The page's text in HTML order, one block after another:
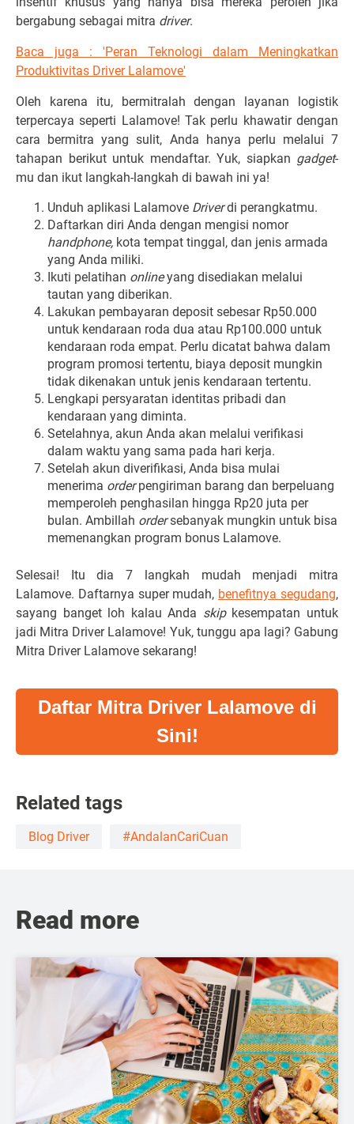
bergabung sebagai mitra driver.
Baca juga : 'Peran Teknologi dalam Meningkatkan
Produktivitas Driver Lalamove'
Oleh karena itu, bermitralah dengan layanan logistik
terpercaya seperti Lalamove! Tak perlu khawatir dengan
cara bermitra yang sulit, Anda hanya perlu melalui 7
tahapan berikut untuk mendaftar. Yuk, siapkan gadget-
mu dan ikut langkah-langkah di bawah ini ya!
Unduh aplikasi Lalamove Driverdi perangkatmu.
Daftarkan diri Anda dengan mengisi nomor
handphone, kota tempat tinggal, dan jenis armada
yang Anda miliki.
Ikuti pelatihan onlineyang disediakan melalui
tautan yang diberikan.
Lakukan pembayaran deposit sebesar Rp50.000
untuk kendaraan roda dua atau Rp100.000 untuk
kendaraan roda empat. Perlu dicatat bahwa dalam
program promosi tertentu, biaya deposit mungkin
tidak dikenakan untuk jenis kendaraan tertentu.
Lengkapi persyaratan identitas pribadi dan
kendaraan yang diminta.
Setelahnya, akun Anda akan melalui verifikasi
dalam waktu yang sama pada hari kerja.
Setelah akun diverifikasi, Anda bisa mulai
menerima orderpengiriman barang dan berpeluang
memperoleh penghasilan hingga Rp20 juta per
bulan. Ambillah ordersebanyak mungkin untuk bisa
memenangkan program bonus Lalamove.
Selesai! Itu dia 7 langkah mudah menjadi mitra
Lalamove. Daftarnya super mudah, benefitnya segudang,
sayang banget loh kalau Anda skip kesempatan untuk
jadi Mitra Driver Lalamove! Yuk, tunggu apa lagi? Gabung
Mitra Driver Lalamove sekarang!
Daftar Mitra Driver Lalamove di
Sini!
Related tags
Blog Driver #AndalanCariCuan
Read more